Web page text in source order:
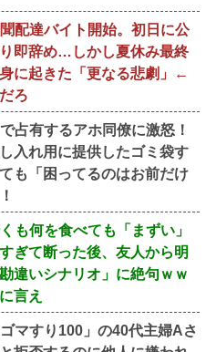
配達バイト開始。初日に公
即辞め…しかし夏休み最終
に起きた「更なる悲劇」←
ろ
占有するアホ同僚に激怒！
入れ用に提供したゴミ袋す
も「困ってるのはお前だけ
も何を食べても「まずい」
ぎて断った後、友人から明
違いシナリオ」に絶句ｗｗ
言え
マすり100」の40代主婦Aさ